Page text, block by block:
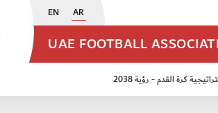
EN AR
UAE FOOTBALL
كرة القدم - رؤية 2038